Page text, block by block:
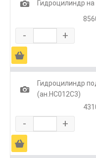
1
Гидроцилиндр
- +
Ä
1
Гидроцилиндр
(ан.HC012C3)
- +
Ä